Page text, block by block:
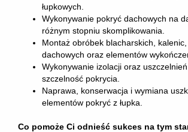
łupkowych.
Wykonywanie pokryć dachowych na
różnym stopniu skomplikowania.
Montaż obróbek blacharskich,
dachowych oraz elementów
Wykonywanie izolacji oraz
szczelność pokrycia.
Naprawa, konserwacja i wymiana
elementów pokryć z łupka.
Co pomoże Ci odnieść sukces na tym